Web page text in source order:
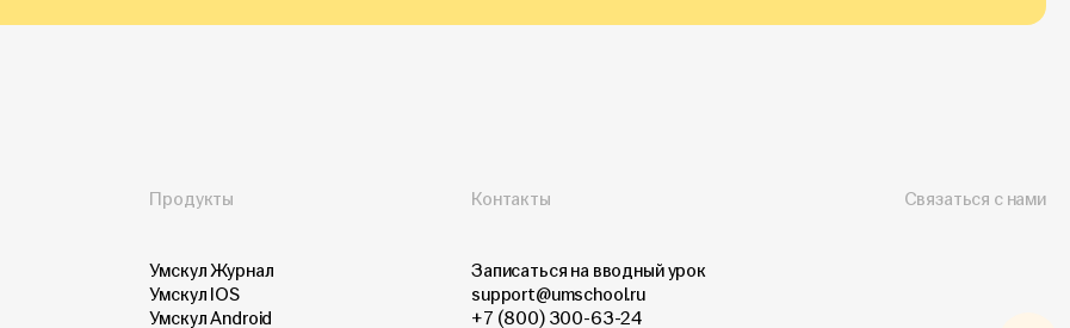
Продукты
Умскул Журнал
Умскул IOS
Умскул Android
Контакты
Записаться на вводный урок
support@umschool.ru
+7 (800) 300-63-24
Связаться с нами